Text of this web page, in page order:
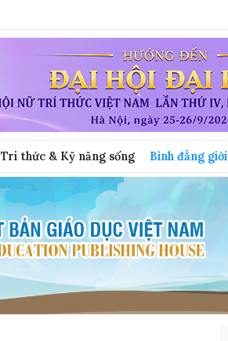
Tri thức & Kỹ năng sống Bình đẳng giới